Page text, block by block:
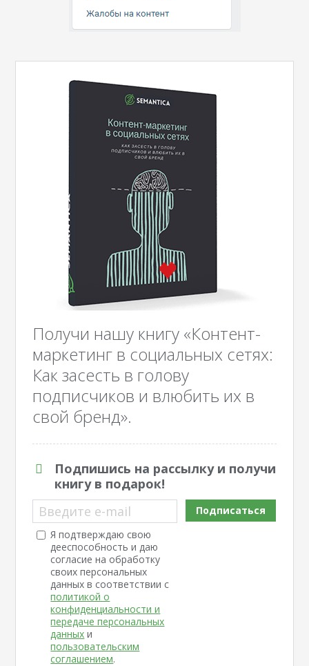
Получи нашу книгу «Контент-
маркетинг в социальных сетях:
Как засесть в голову
подписчиков и влюбить их в
свой бренд».
Подпишись на рассылку и получи
книгу в подарок!
Введите e-mail
Я подтверждаю свою
дееспособность и даю
согласие на обработку
своих персональных
данных в соответствии с
политикой о
конфиденциальности и
передаче персональных
данных и
пользовательским
соглашением.
Подписаться